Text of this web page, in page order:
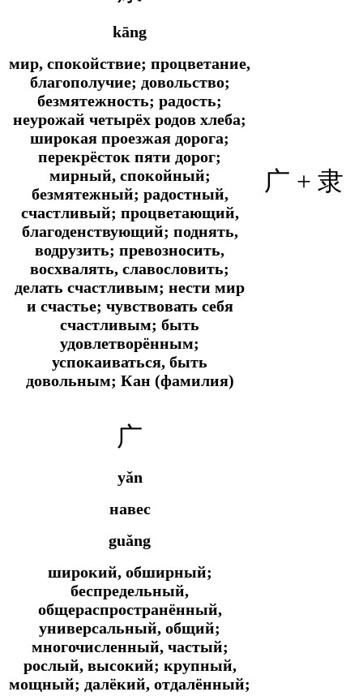
kāng
мир, спокойствие; процветание,
благополучие; довольство;
безмятежность; радость;
неурожай четырёх родов хлеба;
широкая проезжая дорога;
перекрёсток пяти дорог;
мирный, спокойный;
безмятежный; радостный,
счастливый; процветающий,
благоденствующий; поднять,
водрузить; превозносить,
восхвалять, славословить;
делать счастливым; нести мир
и счастье; чувствовать себя
счастливым; быть
удовлетворённым;
успокаиваться, быть
довольным; Кан (фамилия)
广 + 隶
广
yǎn
навес
guǎng
широкий, обширный;
беспредельный,
общераспространённый,
универсальный, общий;
многочисленный, частый;
рослый, высокий; крупный,
мощный; далёкий, отдалённый;